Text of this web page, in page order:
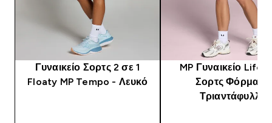
Γυναικείο Σορτς 2 σε 1
Floaty MP Tempo - Λευκό
MP Γυναικείο
Σορτς Φόρμας -
Τριαντάφυλλο